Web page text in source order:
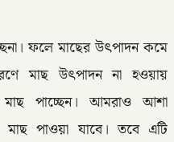
ফলে মাছের উৎপাদন কমে
মাছ উৎপাদন না হওয়ায়
মাছ পাচ্ছেন। আমরাও আশা
মাছ পাওয়া যাবে। তবে এটি